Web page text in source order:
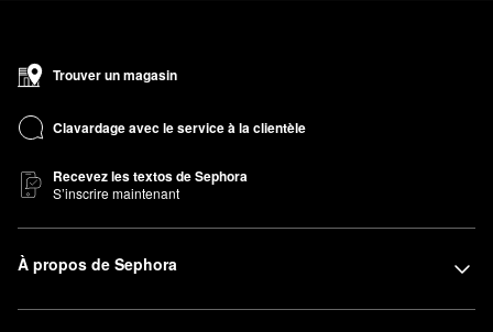
Trouver un magasin
Clavardage avec le service à la clientèle
Recevez les textos de Sephora
S’inscrire maintenant
À propos de Sephora